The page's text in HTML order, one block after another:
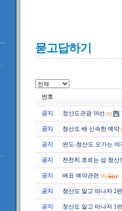
묻고답하기
번호
공지 청산도관광 16선 (1)
공지 청산도 배 신속한 예약
공지 완도-청산도 오가는
공지 천천히 흐르는 섬 청산
공지 배표 예약관련 (2)
공지 청산도 알고 떠나자 2
공지 청산도 알고 떠나자 1